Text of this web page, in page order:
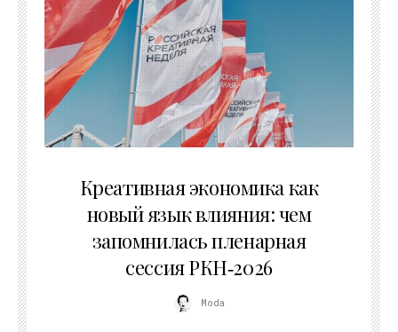
Креативная экономика как
новый язык влияния: чем
запомнилась пленарная
сессия РКН‑2026
Moda